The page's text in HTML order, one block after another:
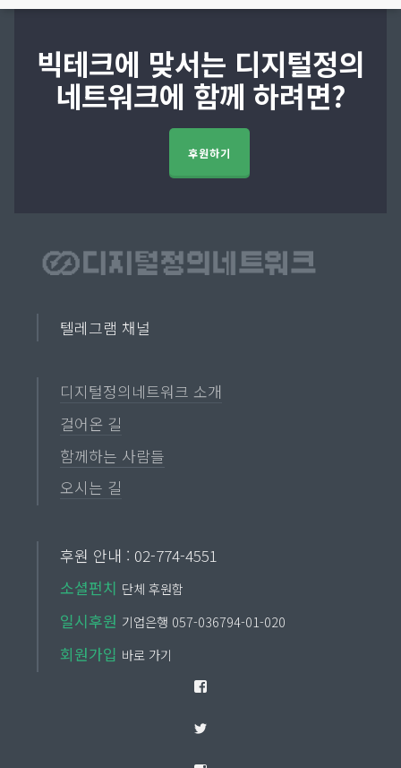
빅테크에 맞서는 디지털정의
네트워크에 함께 하려면?
후원하기
텔레그램 채널
디지털정의네트워크 소개
걸어온 길
함께하는 사람들
오시는 길
후원 안내 : 02-774-4551
소셜펀치 단체 후원함
일시후원 기업은행 057-036794-01-020
회원가입 바로 가기
Facebook
Twitter